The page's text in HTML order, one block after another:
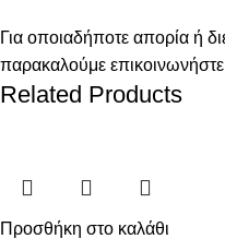
Για οποιαδήποτε απορία ή
παρακαλούμε επικοινωνήστε
Related Products
Προσθήκη στο καλάθι